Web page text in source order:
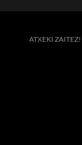
ATXEKI ZAITEZ!